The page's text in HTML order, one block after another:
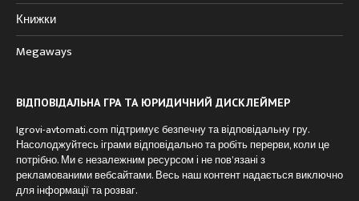
Книжки
Megaways
ВІДПОВІДАЛЬНА ГРА ТА ЮРИДИЧНИЙ ДИСКЛЕЙМЕР
Igrovi-avtomati.com підтримує безпечну та відповідальну гру.
Насолоджуйтесь іграми відповідально та робіть перерви, коли це
потрібно. Ми є незалежним ресурсом і не пов’язані з
рекламованими вебсайтами. Весь наш контент надається виключно
для інформації та розваг.